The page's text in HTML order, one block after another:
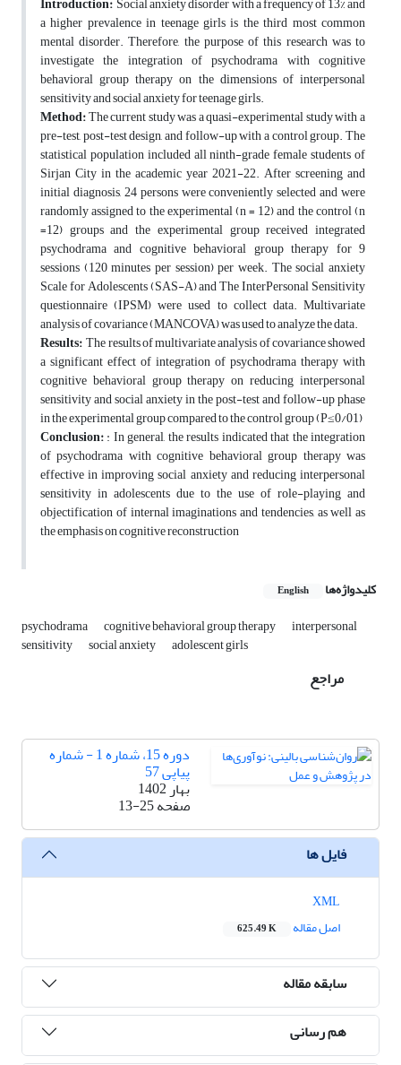
a higher prevalence in teenage girls is the third most common
mental disorder. Therefore, the purpose of this research was to
investigate the integration of psychodrama with cognitive
behavioral group therapy on the dimensions of interpersonal
sensitivity and social anxiety for teenage girls.
Method:The current study was a quasi-experimental study with a
pre-test, post-test design, and follow-up with a control group. The
statistical population included all ninth-grade female students of
Sirjan City in the academic year 2021-22. After screening and
initial diagnosis, 24 persons were conveniently selected and were
randomly assigned to the experimental (n = 12) and the control (n
=12) groups and the experimental group received integrated
psychodrama and cognitive behavioral group therapy for 9
sessions (120 minutes per session) per week. The social anxiety
Scale for Adolescents (SAS-A) and The InterPersonal Sensitivity
questionnaire (IPSM) were used to collect data. Multivariate
analysis of covariance (MANCOVA) was used to analyze the data.
Results:The results of multivariate analysis of covariance showed
a significant effect of integration of psychodrama therapy with
cognitive behavioral group therapy on reducing interpersonal
sensitivity and social anxiety in the post-test and follow-up phase
in the experimental group compared to the control group (P≤0/01)
Conclusion:: In general, the results indicated that the integration
of psychodrama with cognitive behavioral group therapy was
effective in improving social anxiety and reducing interpersonal
sensitivity in adolescents due to the use of role-playing and
objectification of internal imaginations and tendencies, as well as
the emphasis on cognitive reconstruction
کلیدواژه‌ها English
psychodrama cognitive behavioral group therapy interpersonal
sensitivity social anxiety adolescent girls
مراجع
دوره 15، شماره 1 - شماره
پیاپی 57
بهار 1402
صفحه13-25
فایل ها
اصل مقاله
625.49 K
سابقه مقاله
هم رسانی